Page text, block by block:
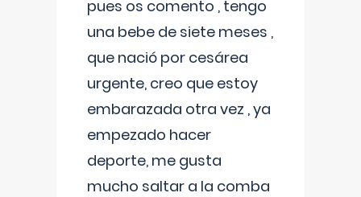
pues os comento , tengo
una bebe de siete meses ,
que nació por cesárea
urgente, creo que estoy
embarazada otra vez , ya
empezado hacer
deporte, me gusta
mucho saltar a la comba